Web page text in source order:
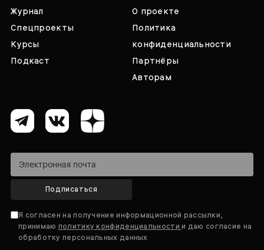
Журнал
Спецпроекты
Курсы
Подкаст
О проекте
Политика
конфиденциальности
Партнёры
Авторам
Подписаться
Я согласен на получение информационной рассылки,
принимаю политику конфиденциальностии даю согласие на
обработку персональных данных